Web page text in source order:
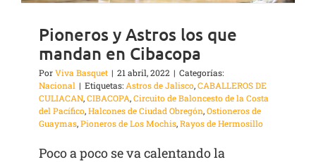
Pioneros y Astros los que
mandan en Cibacopa
PorViva Basquet | 21 abril, 2022 | Categorías:
Nacional | Etiquetas: Astros de Jalisco,CABALLEROS DE
CULIACAN,CIBACOPA,Circuito de Baloncesto de la Costa
del Pacífico,Halcones de Ciudad Obregón,Ostioneros de
Guaymas,Pioneros de Los Mochis,Rayos de Hermosillo
Poco a poco se va calentando la